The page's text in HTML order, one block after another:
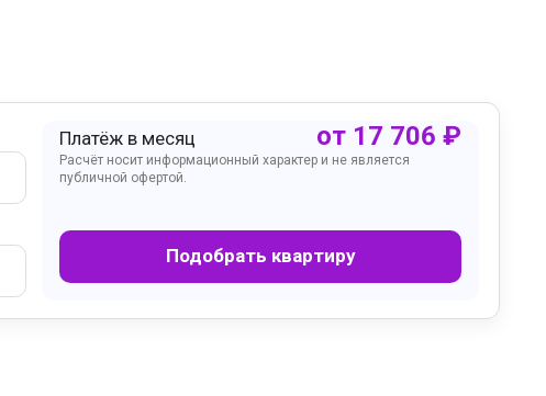
Платёж в месяц от 17 706 ₽
Расчёт носит информационный характер и не является
публичной офертой.
Подобрать квартиру